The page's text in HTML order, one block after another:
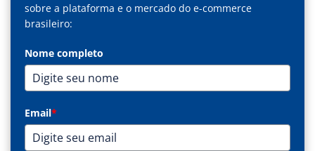
sobre a plataforma e o mercado do e-commerce
brasileiro:
Nome completo
Email*